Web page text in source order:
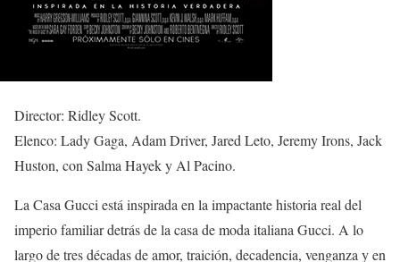
Director: Ridley Scott.
Elenco: Lady Gaga, Adam Driver, Jared Leto, Jeremy Irons, Jack
Huston, con Salma Hayek y Al Pacino.
La Casa Gucci está inspirada en la impactante historia real del
imperio familiar detrás de la casa de moda italiana Gucci. A lo
largo de tres décadas de amor, traición, decadencia, venganza y en